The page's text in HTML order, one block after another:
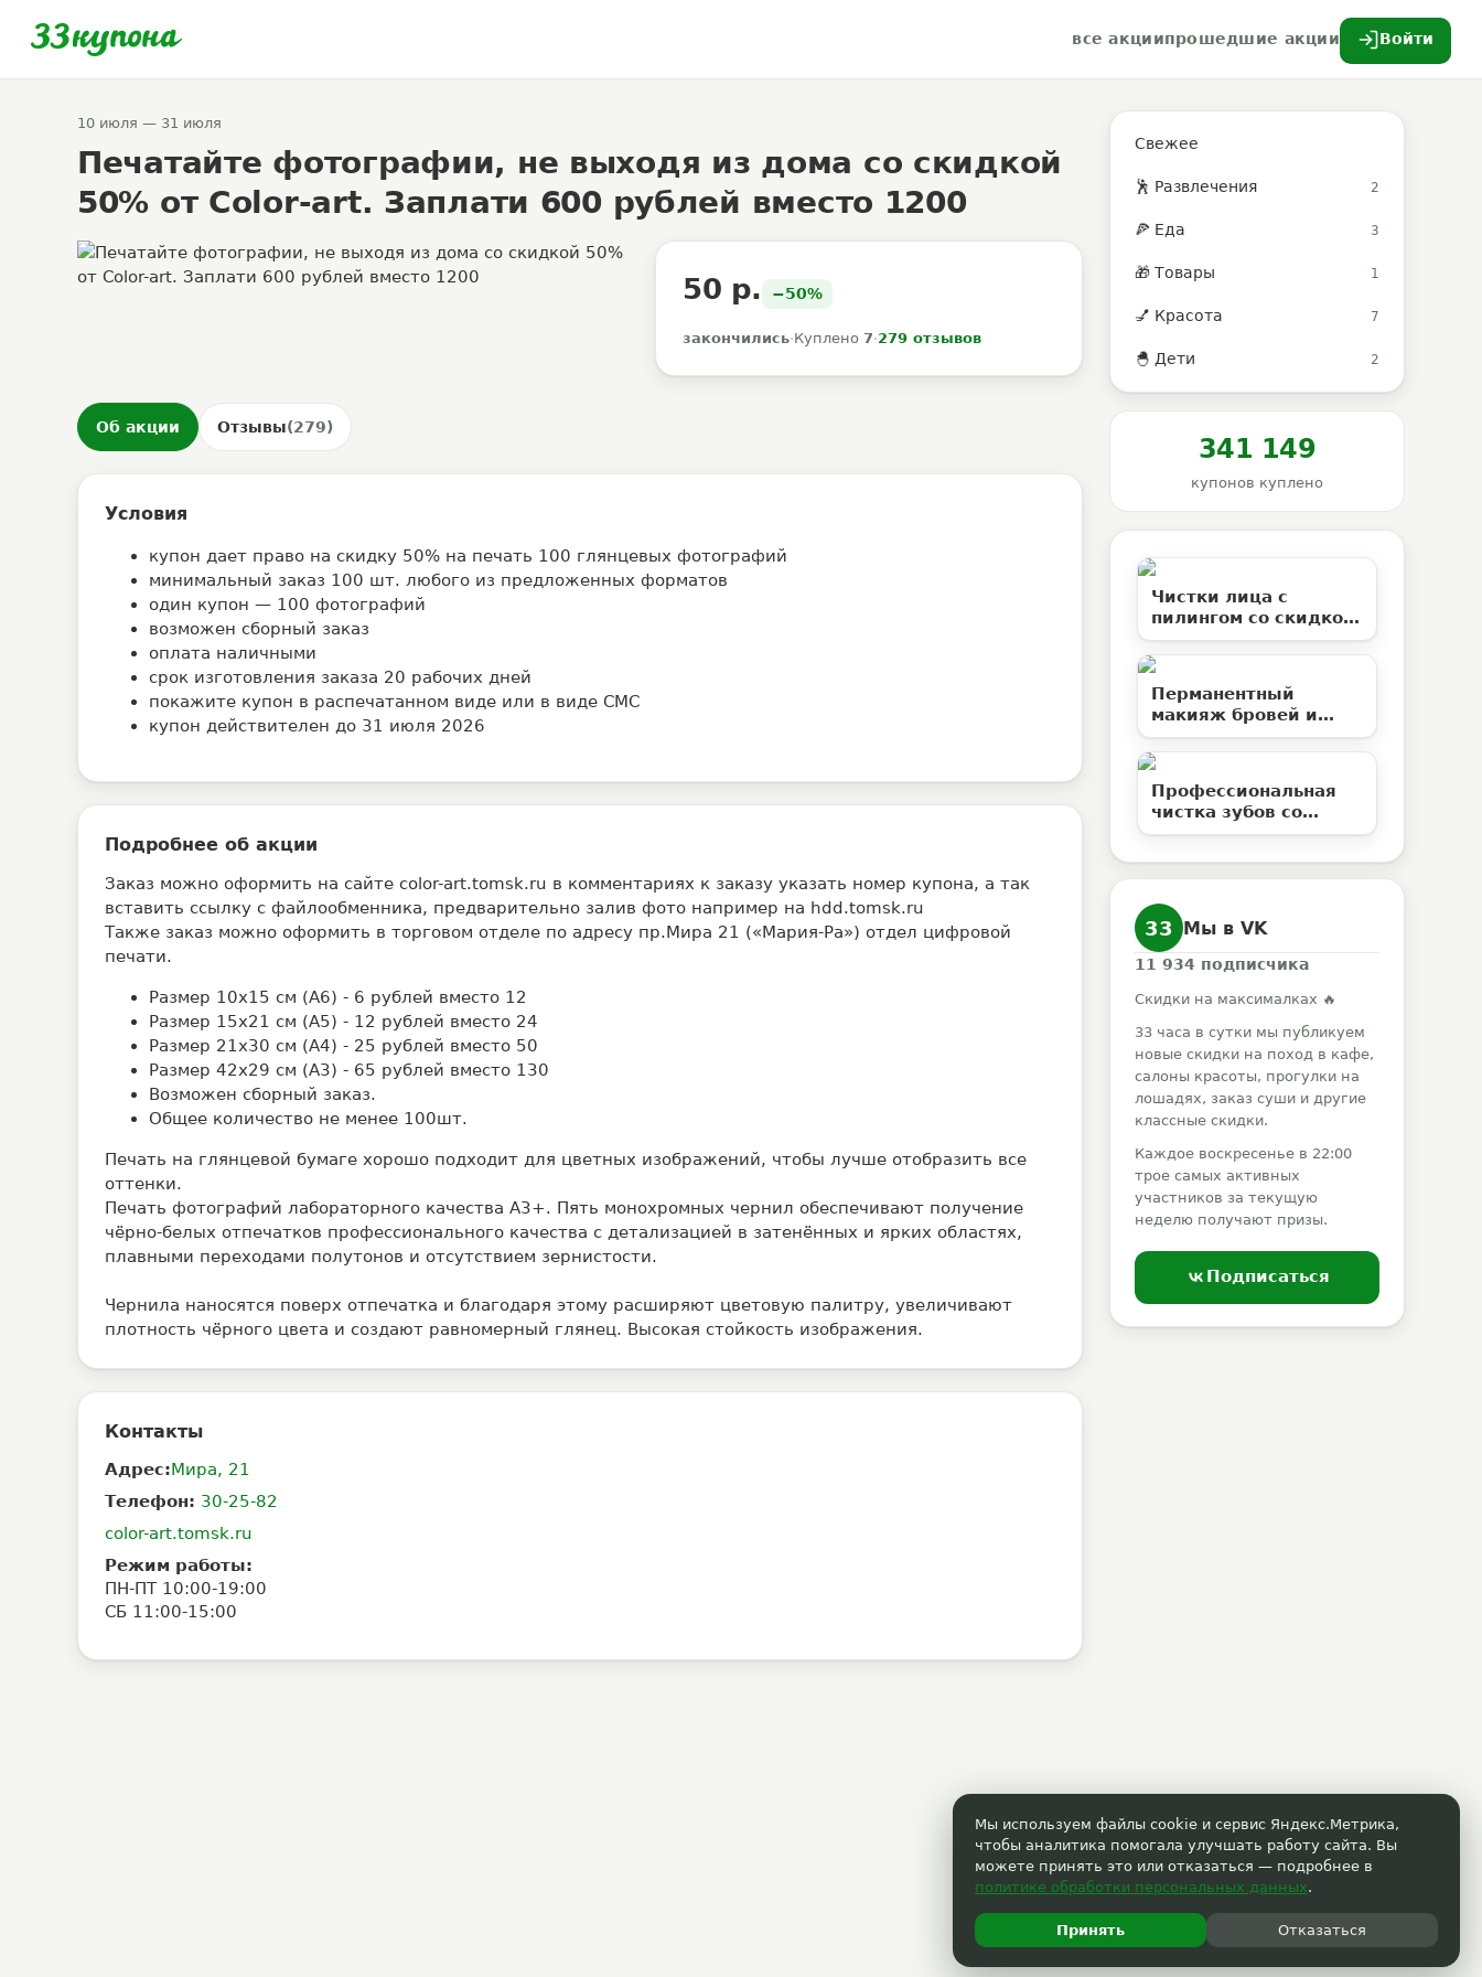
все акциипрошедшие акции Войти
10 июля — 31 июля
Печатайте фотографии, не выходя из дома со скидкой
50% от Color-art. Заплати 600 рублей вместо 1200
50 р. −50%
закончились·Куплено 7·279 отзывов
Об акции Отзывы(279)
Условия
купон дает право на скидку 50% на печать 100 глянцевых фотографий
минимальный заказ 100 шт. любого из предложенных форматов
один купон — 100 фотографий
возможен сборный заказ
оплата наличными
срок изготовления заказа 20 рабочих дней
покажите купон в распечатанном виде или в виде СМС
купон действителен до 31 июля 2026
Подробнее об акции
Заказ можно оформить на сайте color-art.tomsk.ru в комментариях к заказу указать номер купона, а так
вставить ссылку с файлообменника, предварительно залив фото например на hdd.tomsk.ru
Также заказ можно оформить в торговом отделе по адресу пр.Мира 21 («Мария-Ра») отдел цифровой
печати.
Размер 10х15 см (А6) - 6 рублей вместо 12
Размер 15х21 см (А5) - 12 рублей вместо 24
Размер 21х30 см (А4) - 25 рублей вместо 50
Размер 42х29 см (А3) - 65 рублей вместо 130
Возможен сборный заказ.
Общее количество не менее 100шт.
Печать на глянцевой бумаге хорошо подходит для цветных изображений, чтобы лучше отобразить все
оттенки.
Печать фотографий лабораторного качества A3+. Пять монохромных чернил обеспечивают получение
чёрно-белых отпечатков профессионального качества с детализацией в затенённых и ярких областях,
плавными переходами полутонов и отсутствием зернистости.
Чернила наносятся поверх отпечатка и благодаря этому расширяют цветовую палитру, увеличивают
плотность чёрного цвета и создают равномерный глянец. Высокая стойкость изображения.
Контакты
Адрес: Мира, 21
Телефон: 30-25-82
color-art.tomsk.ru
Режим работы:
ПН-ПТ 10:00-19:00
СБ 11:00-15:00
Свежее
🕺 Развлечения 2
🍕 Еда 3
🎁 Товары 1
💅 Красота 7
🐣 Дети 2
341 149
купонов куплено
Чистки лица с
пилингом со скидкой
50% в студии
эстетической
«Территория ВуМен»
Перманентный
макияж бровей и
ламинирование
ресниц со скидкой до
Профессиональная
чистка зубов со
скидкой 50% в
33 Мы в VK
11 934 подписчика
Скидки на максималках 🔥
33 часа в сутки мы публикуем
новые скидки на поход в кафе,
салоны красоты, прогулки на
лошадях, заказ суши и другие
классные скидки.
Каждое воскресенье в 22:00
трое самых активных
участников за текущую
неделю получают призы.
Подписаться
Мы используем файлы cookie и сервис Яндекс.Метрика,
чтобы аналитика помогала улучшать работу сайта. Вы
можете принять это или отказаться — подробнее в
политике обработки персональных данных.
Принять Отказаться